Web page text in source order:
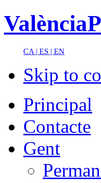
CA | ES | EN
Skip to
Principal
Contacte
Gent